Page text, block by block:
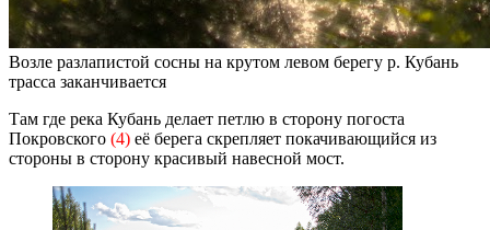
Возле разлапистой сосны на крутом левом берегу р. Кубань
трасса заканчивается
Там где река Кубань делает петлю в сторону погоста
Покровского (4) её берега скрепляет покачивающийся из
стороны в сторону красивый навесной мост.